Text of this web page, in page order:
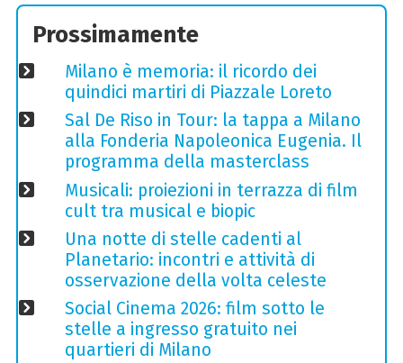
Prossimamente
Milano è memoria: il ricordo dei
quindici martiri di Piazzale Loreto
Sal De Riso in Tour: la tappa a Milano
alla Fonderia Napoleonica Eugenia. Il
programma della masterclass
Musicali: proiezioni in terrazza di film
cult tra musical e biopic
Una notte di stelle cadenti al
Planetario: incontri e attività di
osservazione della volta celeste
Social Cinema 2026: film sotto le
stelle a ingresso gratuito nei
quartieri di Milano